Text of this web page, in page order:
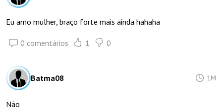
Eu amo mulher, braço forte mais ainda hahaha
0 comentários 1 0
Batma08 1M
Não